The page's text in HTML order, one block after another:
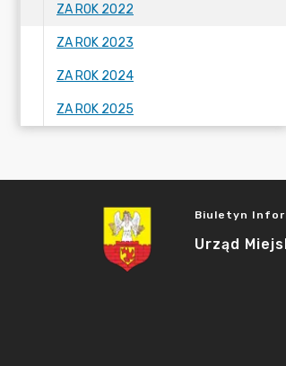
ZA ROK 2022
ZA ROK 2023
ZA ROK 2024
ZA ROK 2025
Biuletyn
Urząd